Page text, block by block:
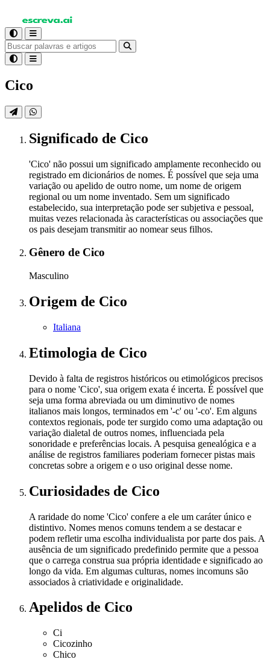
Cico
Significado de Cico
'Cico' não possui um significado amplamente reconhecido ou
registrado em dicionários de nomes. É possível que seja uma
variação ou apelido de outro nome, um nome de origem
regional ou um nome inventado. Sem um significado
estabelecido, sua interpretação pode ser subjetiva e pessoal,
muitas vezes relacionada às características ou associações que
os pais desejam transmitir ao nomear seus filhos.
Gênero de Cico
Masculino
Origem de Cico
Italiana
Etimologia de Cico
Devido à falta de registros históricos ou etimológicos precisos
para o nome 'Cico', sua origem exata é incerta. É possível que
seja uma forma abreviada ou um diminutivo de nomes
italianos mais longos, terminados em '-c' ou '-co'. Em alguns
contextos regionais, pode ter surgido como uma adaptação ou
variação dialetal de outros nomes, influenciada pela
sonoridade e preferências locais. A pesquisa genealógica e a
análise de registros familiares poderiam fornecer pistas mais
concretas sobre a origem e o uso original desse nome.
Curiosidades de Cico
A raridade do nome 'Cico' confere a ele um caráter único e
distintivo. Nomes menos comuns tendem a se destacar e
podem refletir uma escolha individualista por parte dos pais. A
ausência de um significado predefinido permite que a pessoa
que o carrega construa sua própria identidade e significado ao
longo da vida. Em algumas culturas, nomes incomuns são
associados à criatividade e originalidade.
Apelidos de Cico
Ci
Cicozinho
Chico